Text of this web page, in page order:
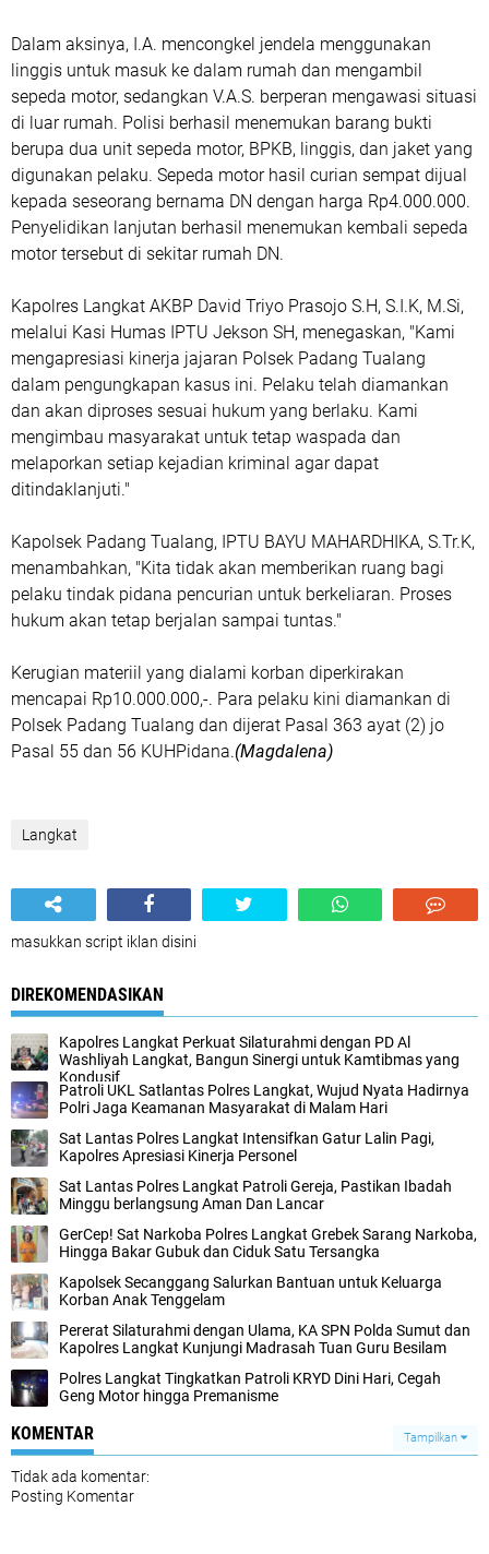
Dalam aksinya, I.A. mencongkel jendela menggunakan
linggis untuk masuk ke dalam rumah dan mengambil
sepeda motor, sedangkan V.A.S. berperan mengawasi situasi
di luar rumah. Polisi berhasil menemukan barang bukti
berupa dua unit sepeda motor, BPKB, linggis, dan jaket yang
digunakan pelaku. Sepeda motor hasil curian sempat dijual
kepada seseorang bernama DN dengan harga Rp4.000.000.
Penyelidikan lanjutan berhasil menemukan kembali sepeda
motor tersebut di sekitar rumah DN.
Kapolres Langkat AKBP David Triyo Prasojo S.H, S.I.K, M.Si,
melalui Kasi Humas IPTU Jekson SH, menegaskan, "Kami
mengapresiasi kinerja jajaran Polsek Padang Tualang
dalam pengungkapan kasus ini. Pelaku telah diamankan
dan akan diproses sesuai hukum yang berlaku. Kami
mengimbau masyarakat untuk tetap waspada dan
melaporkan setiap kejadian kriminal agar dapat
ditindaklanjuti."
Kapolsek Padang Tualang, IPTU BAYU MAHARDHIKA, S.Tr.K,
menambahkan, "Kita tidak akan memberikan ruang bagi
pelaku tindak pidana pencurian untuk berkeliaran. Proses
hukum akan tetap berjalan sampai tuntas."
Kerugian materiil yang dialami korban diperkirakan
mencapai Rp10.000.000,-. Para pelaku kini diamankan di
Polsek Padang Tualang dan dijerat Pasal 363 ayat (2) jo
Pasal 55 dan 56 KUHPidana.(Magdalena)
Langkat
masukkan script iklan disini
DIREKOMENDASIKAN
Kapolres Langkat Perkuat Silaturahmi dengan PD Al
Washliyah Langkat, Bangun Sinergi untuk Kamtibmas yang
Kondusif
Patroli UKL Satlantas Polres Langkat, Wujud Nyata Hadirnya
Polri Jaga Keamanan Masyarakat di Malam Hari
Sat Lantas Polres Langkat Intensifkan Gatur Lalin Pagi,
Kapolres Apresiasi Kinerja Personel
Sat Lantas Polres Langkat Patroli Gereja, Pastikan Ibadah
Minggu berlangsung Aman Dan Lancar
GerCep! Sat Narkoba Polres Langkat Grebek Sarang Narkoba,
Hingga Bakar Gubuk dan Ciduk Satu Tersangka
Kapolsek Secanggang Salurkan Bantuan untuk Keluarga
Korban Anak Tenggelam‎‎‎
Pererat Silaturahmi dengan Ulama, KA SPN Polda Sumut dan
Kapolres Langkat Kunjungi Madrasah Tuan Guru Besilam
Polres Langkat Tingkatkan Patroli KRYD Dini Hari, Cegah
Geng Motor hingga Premanisme
KOMENTAR Tampilkan
Tidak ada komentar:
Posting Komentar